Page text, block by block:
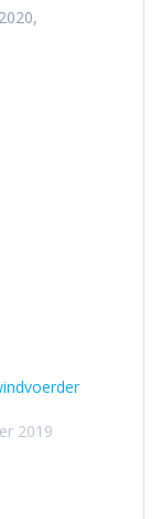
2019